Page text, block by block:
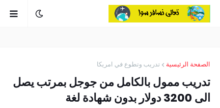
الصفحة الرئيسية تدريب وتطوع في امريكا
تدريب ممول بالكامل من جوجل بمرتب يصل
الى 3200 دولار بدون شهادة لغة